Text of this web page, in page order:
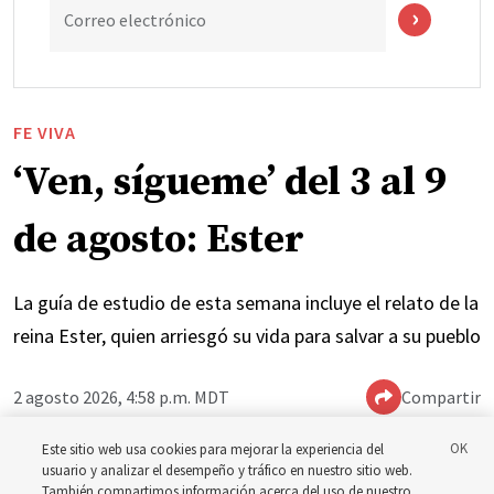
Correo electrónico
FE VIVA
‘Ven, sígueme’ del 3 al 9
de agosto: Ester
La guía de estudio de esta semana incluye el relato de la
reina Ester, quien arriesgó su vida para salvar a su pueblo
2 agosto 2026, 4:58 p.m. MDT Compartir
Inglés | Portugués | Francés
Este sitio web usa cookies para mejorar la experiencia del
usuario y analizar el desempeño y tráfico en nuestro sitio web.